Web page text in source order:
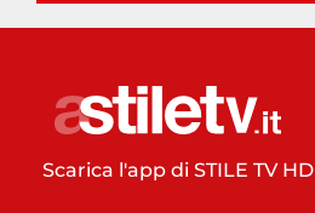
Scarica l'app di STILE TV HD